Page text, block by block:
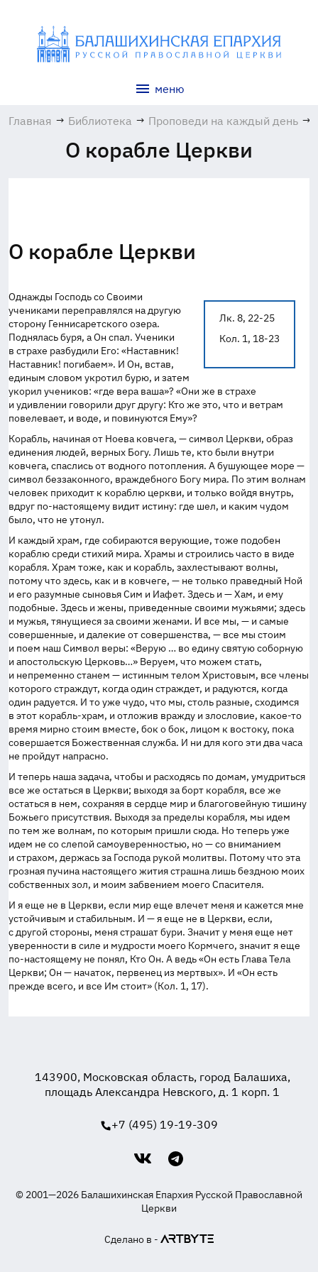
меню
Главная → Библиотека → Проповеди на каждый день →
О корабле Церкви
О корабле Церкви
Лк. 8, 22-25
Кол. 1, 18-23
Однажды Господь со Своими
учениками переправлялся на другую
сторону Геннисаретского озера.
Поднялась буря, а Он спал. Ученики
в страхе разбудили Его: «Наставник!
Наставник! погибаем». И Он, встав,
единым словом укротил бурю, и затем
укорил учеников: «где вера ваша»? «Они же в страхе
и удивлении говорили друг другу: Кто же это, что и ветрам
повелевает, и воде, и повинуются Ему»?
Корабль, начиная от Ноева ковчега, — символ Церкви, образ
единения людей, верных Богу. Лишь те, кто были внутри
ковчега, спаслись от водного потопления. А бушующее море —
символ беззаконного, враждебного Богу мира. По этим волнам
человек приходит к кораблю церкви, и только войдя внутрь,
вдруг по-настоящему видит истину: где шел, и каким чудом
было, что не утонул.
И каждый храм, где собираются верующие, тоже подобен
кораблю среди стихий мира. Храмы и строились часто в виде
корабля. Храм тоже, как и корабль, захлестывают волны,
потому что здесь, как и в ковчеге, — не только праведный Ной
и его разумные сыновья Сим и Иафет. Здесь и — Хам, и ему
подобные. Здесь и жены, приведенные своими мужьями; здесь
и мужья, тянущиеся за своими женами. И все мы, — и самые
совершенные, и далекие от совершенства, — все мы стоим
и поем наш Символ веры: «Верую … во едину святую соборную
и апостольскую Церковь…» Веруем, что можем стать,
и непременно станем — истинным телом Христовым, все члены
которого страждут, когда один страждет, и радуются, когда
один радуется. И то уже чудо, что мы, столь разные, сходимся
в этот корабль-храм, и отложив вражду и злословие, какое-то
время мирно стоим вместе, бок о бок, лицом к востоку, пока
совершается Божественная служба. И ни для кого эти два часа
не пройдут напрасно.
И теперь наша задача, чтобы и расходясь по домам, умудриться
все же остаться в Церкви; выходя за борт корабля, все же
остаться в нем, сохраняя в сердце мир и благоговейную тишину
Божьего присутствия. Выходя за пределы корабля, мы идем
по тем же волнам, по которым пришли сюда. Но теперь уже
идем не со слепой самоуверенностью, но — со вниманием
и страхом, держась за Господа рукой молитвы. Потому что эта
грозная пучина настоящего жития страшна лишь бездною моих
собственных зол, и моим забвением моего Спасителя.
И я еще не в Церкви, если мир еще влечет меня и кажется мне
устойчивым и стабильным. И — я еще не в Церкви, если,
с другой стороны, меня страшат бури. Значит у меня еще нет
уверенности в силе и мудрости моего Кормчего, значит я еще
по-настоящему не понял, Кто Он. А ведь «Он есть Глава Тела
Церкви; Он — начаток, первенец из мертвых». И «Он есть
прежде всего, и все Им стоит» (Кол. 1, 17).
143900, Московская область, город Балашиха,
площадь Александра Невского, д. 1 корп. 1
+7 (495) 19-19-309
© 2001—2026 Балашихинская Епархия Русской Православной
Церкви
Сделано в -